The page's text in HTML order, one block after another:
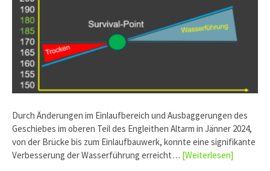
Durch Änderungen im Einlaufbereich und Ausbaggerungen des
Geschiebes im oberen Teil des Engleithen Altarm in Jänner 2024,
von der Brücke bis zum Einlaufbauwerk, konnte eine signifikante
Verbesserung der Wasserführung erreicht… [Weiterlesen]